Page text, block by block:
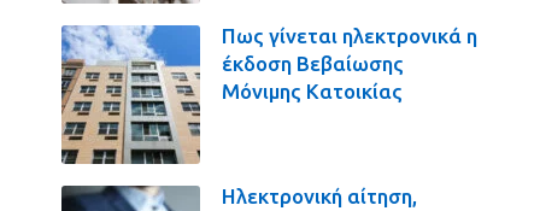
Πως γίνεται ηλεκτρονικά η
έκδοση Βεβαίωσης
Μόνιμης Κατοικίας
Ηλεκτρονική αίτηση,